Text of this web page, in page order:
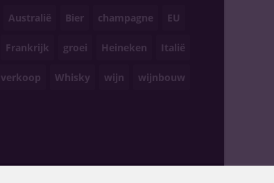
Australië Bier champagne EU
Frankrijk groei Heineken Italië
verkoop Whisky wijn wijnbouw